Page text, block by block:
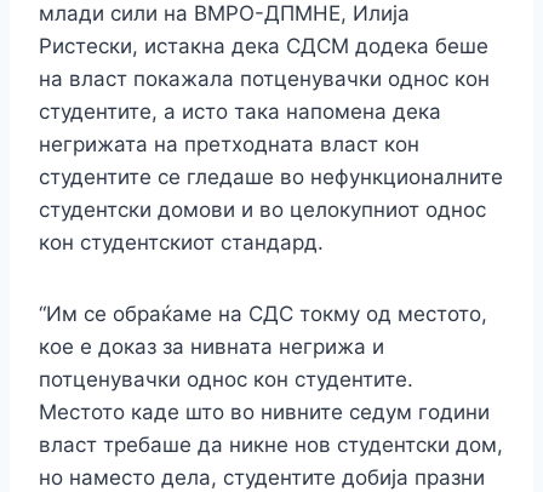
млади сили на ВМРО-ДПМНЕ, Илија
Ристески, истакна дека СДСМ додека беше
на власт покажала потценувачки однос кон
студентите, а исто така напомена дека
негрижата на претходната власт кон
студентите се гледаше во нефункционалните
студентски домови и во целокупниот однос
кон студентскиот стандард.
“Им се обраќаме на СДС токму од местото,
кое е доказ за нивната негрижа и
потценувачки однос кон студентите.
Местото каде што во нивните седум години
власт требаше да никне нов студентски дом,
но наместо дела, студентите добија празни